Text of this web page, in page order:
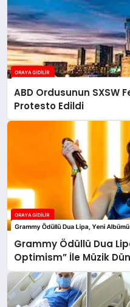
ABD Ordusunun SXSW
Protesto Edildi
Grammy Ödüllü Dua
Optimism” İle Müzik